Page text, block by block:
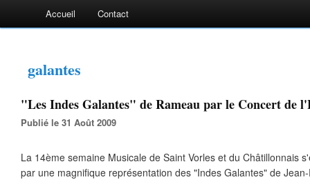
Accueil Contact
galantes
"Les Indes Galantes" de Rameau par le Concert de
Publié le 31 Août 2009
La 14ème semaine Musicale de Saint Vorles et du Châtillonnais
par une magnifique représentation des "Indes Galantes" de